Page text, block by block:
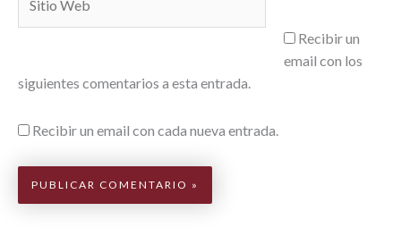
Web
Recibir un
email con los
siguientes comentarios a esta entrada.
Recibir un email con cada nueva entrada.